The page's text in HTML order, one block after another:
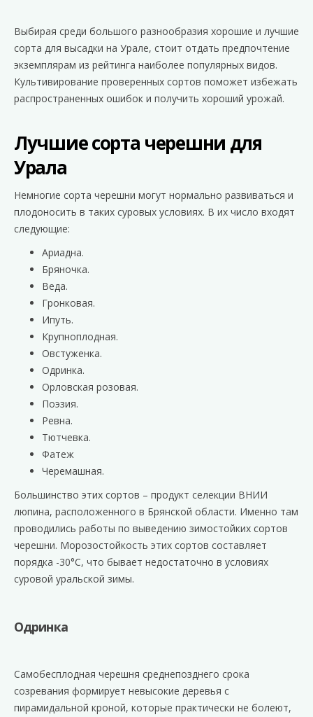
Выбирая среди большого разнообразия хорошие и лучшие
сорта для высадки на Урале, стоит отдать предпочтение
экземплярам из рейтинга наиболее популярных видов.
Культивирование проверенных сортов поможет избежать
распространенных ошибок и получить хороший урожай.
Лучшие сорта черешни для
Урала
Немногие сорта черешни могут нормально развиваться и
плодоносить в таких суровых условиях. В их число входят
следующие:
Ариадна.
Бряночка.
Веда.
Гронковая.
Ипуть.
Крупноплодная.
Овстуженка.
Одринка.
Орловская розовая.
Поэзия.
Ревна.
Тютчевка.
Фатеж
Черемашная.
Большинство этих сортов – продукт селекции ВНИИ
люпина, расположенного в Брянской области. Именно там
проводились работы по выведению зимостойких сортов
черешни. Морозостойкость этих сортов составляет
порядка -30°С, что бывает недостаточно в условиях
суровой уральской зимы.
Одринка
Самобесплодная черешня среднепозднего срока
созревания формирует невысокие деревья с
пирамидальной кроной, которые практически не болеют,